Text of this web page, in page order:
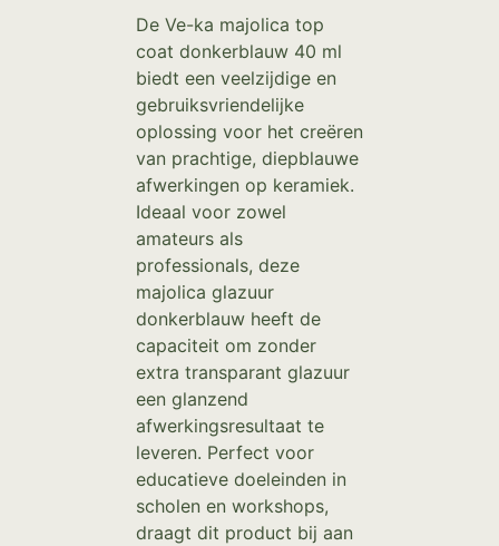
De Ve-ka majolica top
coat donkerblauw 40 ml
biedt een veelzijdige en
gebruiksvriendelijke
oplossing voor het creëren
van prachtige, diepblauwe
afwerkingen op keramiek.
Ideaal voor zowel
amateurs als
professionals, deze
majolica glazuur
donkerblauw heeft de
capaciteit om zonder
extra transparant glazuur
een glanzend
afwerkingsresultaat te
leveren. Perfect voor
educatieve doeleinden in
scholen en workshops,
draagt dit product bij aan